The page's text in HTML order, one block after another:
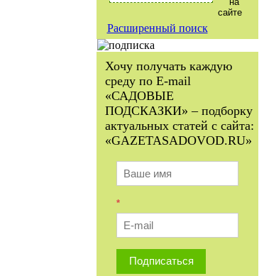
Расширенный поиск
Хочу получать каждую
среду по E-mail
«САДОВЫЕ
ПОДСКАЗКИ» – подборку
актуальных статей с сайта:
«GAZETASADOVOD.RU»
*
Подписаться